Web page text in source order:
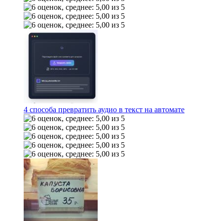
4 способа превратить аудио в текст на автомате